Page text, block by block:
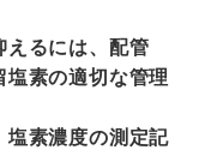
えるには、配管
素の適切な管理
塩素濃度の測定記